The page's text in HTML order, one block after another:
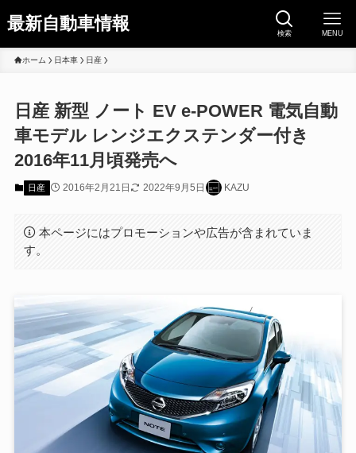
最新自動車情報 検索 MENU
ホーム 日本車 日産
日産 新型 ノート EV e-POWER 電気自動
車モデル レンジエクステンダー付き
2016年11月頃発売へ
日産 2016年2月21日 2022年9月5日 KAZU
本ページにはプロモーションや広告が含まれていま
す。